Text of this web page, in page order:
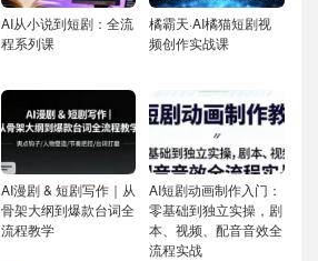
AI从小说到短剧：全流
程系列课
橘霸天·AI橘猫短剧视
频创作实战课
AI漫剧 & 短剧写作｜从
骨架大纲到爆款台词全
流程教学
AI短剧动画制作入门：
零基础到独立实操，剧
本、视频、配音音效全
流程实战